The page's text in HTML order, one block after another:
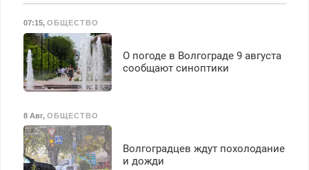
40%. Мастер со стажем.
07:15, ОБЩЕСТВО
О погоде в Волгограде 9 августа
сообщают синоптики
8 Авг, ОБЩЕСТВО
Волгоградцев ждут похолодание
и дожди